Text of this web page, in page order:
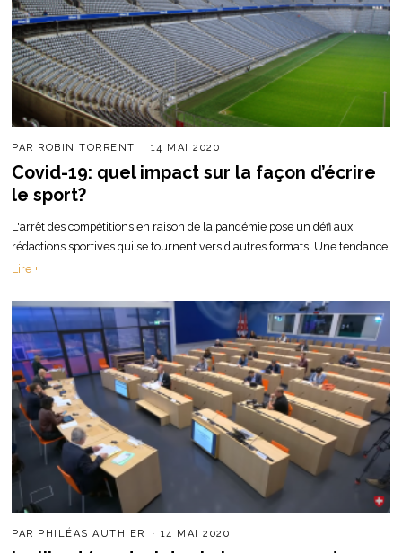
PAR ROBIN TORRENT 14 MAI 2020
Covid-19: quel impact sur la façon d’écrire
le sport?
L'arrêt des compétitions en raison de la pandémie pose un défi aux
rédactions sportives qui se tournent vers d'autres formats. Une tendance
Lire +
PAR PHILÉAS AUTHIER 14 MAI 2020